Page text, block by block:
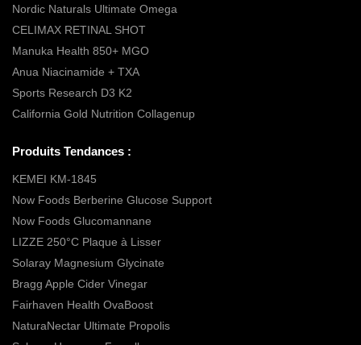
Nordic Naturals Ultimate Omega
CELIMAX RETINAL SHOT
Manuka Health 850+ MGO
Anua Niacinamide + TXA
Sports Research D3 K2
California Gold Nutrition Collagenup
Produits Tendances :
KEMEI KM-1845
Now Foods Berberine Glucose Support
Now Foods Glucomannane
LIZZE 250°C Plaque à Lisser
Solaray Magnesium Glycinate
Bragg Apple Cider Vinegar
Fairhaven Health OvaBoost
NaturaNectar Ultimate Propolis